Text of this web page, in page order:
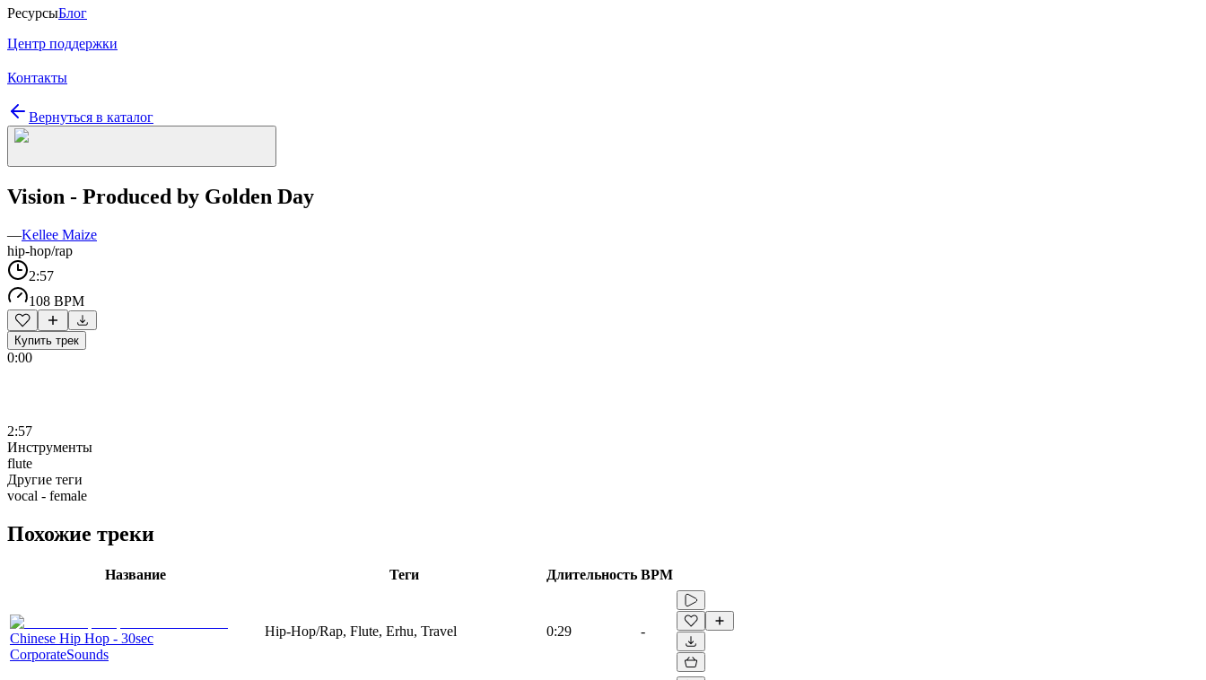
РесурсыБлог
Центр поддержки
Контакты
Вернуться в каталог
Vision - Produced by Golden Day
—Kellee Maize
hip-hop/rap
2:57
108 BPM
Купить трек
0:00
2:57
Инструменты
flute
Другие теги
vocal - female
Похожие треки
Название Теги Длительность BPM
Chinese Hip Hop - 30sec
CorporateSounds
Hip-Hop/Rap, Flute, Erhu, Travel 0:29 -